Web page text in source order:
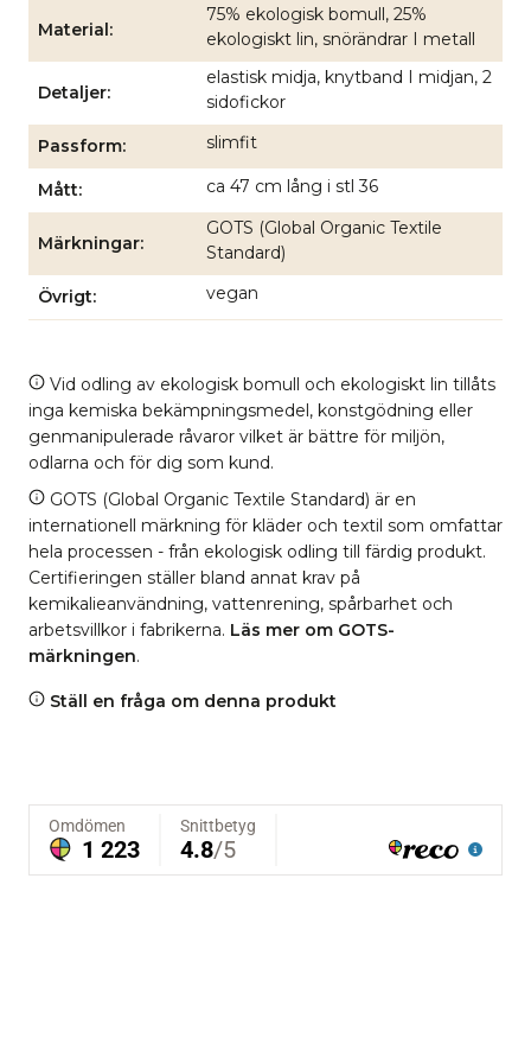
Material
75% ekologisk bomull, 25%
ekologiskt lin, snörändrar I metall
Detaljer
elastisk midja, knytband I midjan, 2
sidofickor
Passform slimfit
Mått ca 47 cm lång i stl 36
Märkningar
GOTS (Global Organic Textile
Standard)
Övrigt vegan
Vid odling av ekologisk bomull och ekologiskt lin tillåts
inga kemiska bekämpningsmedel, konstgödning eller
genmanipulerade råvaror vilket är bättre för miljön,
odlarna och för dig som kund.
GOTS (Global Organic Textile Standard) är en
internationell märkning för kläder och textil som omfattar
hela processen - från ekologisk odling till färdig produkt.
Certifieringen ställer bland annat krav på
kemikalieanvändning, vattenrening, spårbarhet och
arbetsvillkor i fabrikerna. Läs mer om GOTS-
märkningen.
Ställ en fråga om denna produkt